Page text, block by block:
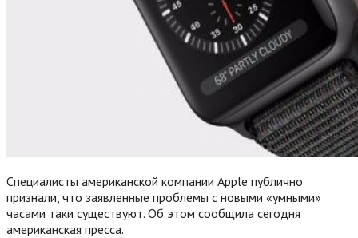
Специалисты американской компании Apple публично
признали, что заявленные проблемы с новыми «умными»
часами таки существуют. Об этом сообщила сегодня
американская пресса.